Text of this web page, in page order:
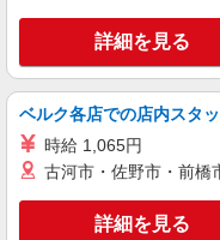
キープ
紹介予定派遣
株式会社アイテック
工場
時給1,500円 試
払いに
茨城
詳細を見る
ベルク各店での店内スタ
時給 1,065円
古河市・佐野市・前橋
詳細を見る